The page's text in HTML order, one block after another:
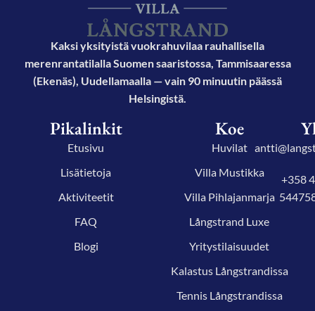
Kaksi yksityistä vuokrahuvilaa rauhallisella
merenrantatilalla Suomen saaristossa, Tammisaaressa
(Ekenäs), Uudellamaalla — vain 90 minuutin päässä
Helsingistä.
Pikalinkit
Etusivu
Lisätietoja
Aktiviteetit
FAQ
Blogi
Koe
Huvilat
Villa Mustikka
Villa Pihlajanmarja
Långstrand Luxe
Yritystilaisuudet
Kalastus Långstrandissa
Tennis Långstrandissa
+358